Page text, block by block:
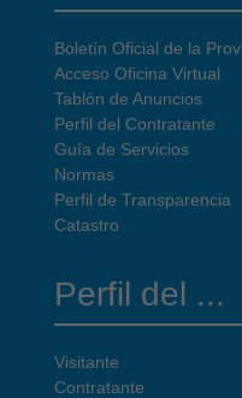
Boletín Oficial de la
Acceso Oficina Virtual
Tablón de Anuncios
Perfil del Contratante
Guía de Servicios
Normas
Perfil de Transparencia
Catastro
Perfil del ...
Visitante
Contratante